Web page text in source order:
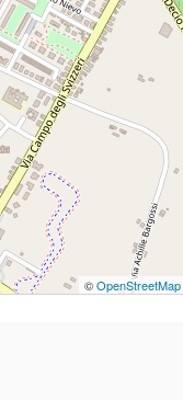
©OpenStreetMap